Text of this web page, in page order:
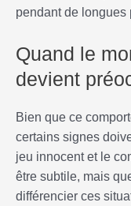
pendant de longues
Quand le
devient
Bien que ce
certains signes
jeu innocent et le
être subtile, mais
différencier ces